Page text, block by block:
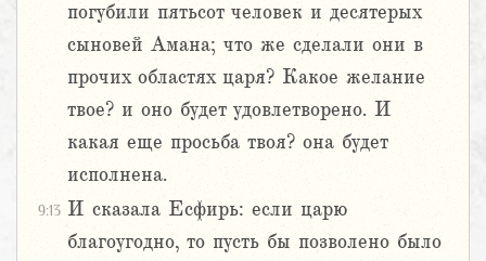
погубили пятьсот человек и десятерых
сыновей Амана; что же сделали они в
прочих областях царя? Какое желание
твое? и оно будет удовлетворено. И
какая еще просьба твоя? она будет
исполнена.
9:13 И сказала Есфирь: если царю
благоугодно, то пусть бы позволено было